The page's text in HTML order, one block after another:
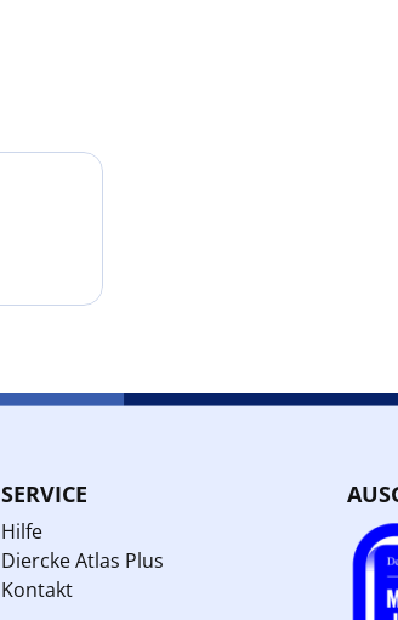
SERVICE
Hilfe
Diercke Atlas Plus
Kontakt